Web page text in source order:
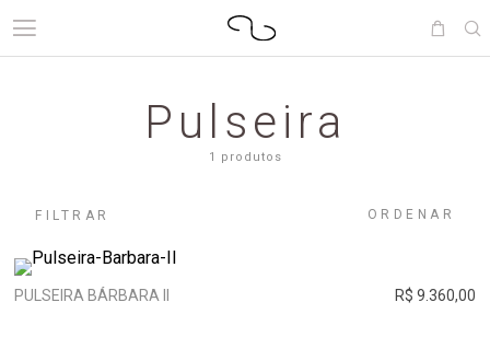
Pulseira
1 produtos
FILTRAR ORDENAR
PULSEIRA BÁRBARA II R$ 9.360,00